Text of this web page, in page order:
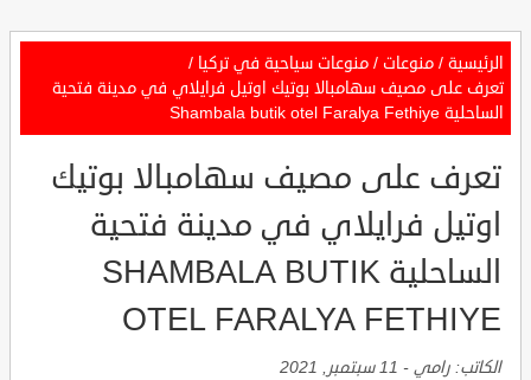
الرئيسية / منوعات / منوعات سياحية في تركيا /
تعرف على مصيف سهامبالا بوتيك اوتيل فرايلاي في مدينة فتحية
الساحلية Shambala butik otel Faralya Fethiye
تعرف على مصيف سهامبالا بوتيك
اوتيل فرايلاي في مدينة فتحية
الساحلية SHAMBALA BUTIK
OTEL FARALYA FETHIYE
الكاتب: رامي - 11 سبتمبر, 2021